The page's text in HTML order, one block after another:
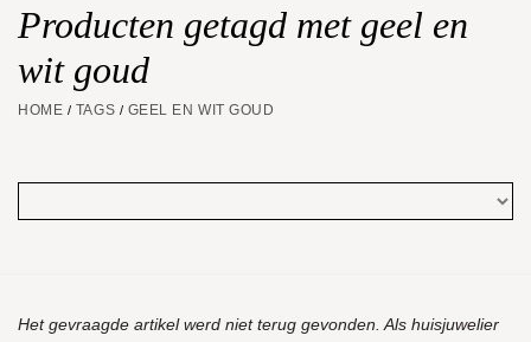
Huwelijk
Geschenkbon
Producten getagd met geel en
wit goud
HOME / TAGS / GEEL EN WIT GOUD
Het gevraagde artikel werd niet terug gevonden. Als huisjuwelier